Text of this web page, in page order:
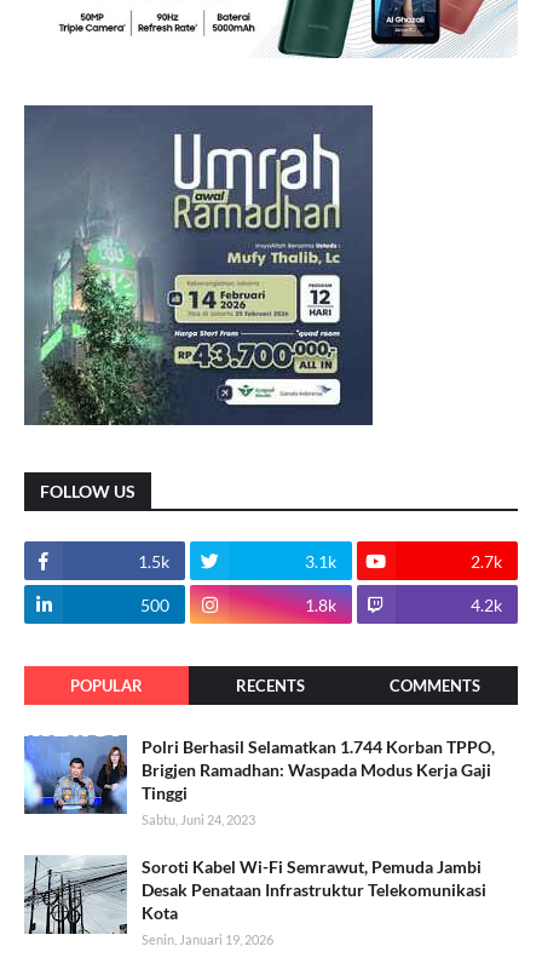
FOLLOW US
1.5k 3.1k 2.7k
500 1.8k 4.2k
POPULAR RECENTS COMMENTS
Polri Berhasil Selamatkan 1.744 Korban TPPO,
Brigjen Ramadhan: Waspada Modus Kerja Gaji
Tinggi
Sabtu, Juni 24, 2023
Soroti Kabel Wi-Fi Semrawut, Pemuda Jambi
Desak Penataan Infrastruktur Telekomunikasi
Kota
Senin, Januari 19, 2026